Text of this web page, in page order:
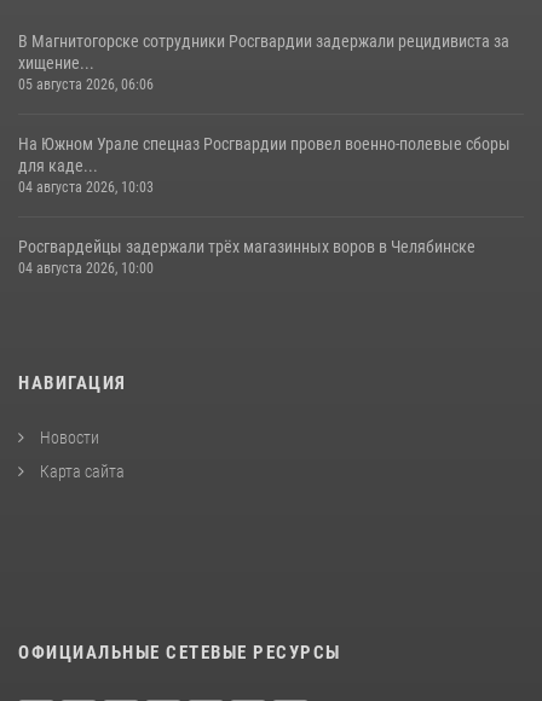
В Магнитогорске сотрудники Росгвардии задержали рецидивиста за
хищение...
05 августа 2026, 06:06
На Южном Урале спецназ Росгвардии провел военно-полевые сборы
для каде...
04 августа 2026, 10:03
Росгвардейцы задержали трёх магазинных воров в Челябинске
04 августа 2026, 10:00
НАВИГАЦИЯ
Новости
Карта сайта
ОФИЦИАЛЬНЫЕ СЕТЕВЫЕ РЕСУРСЫ